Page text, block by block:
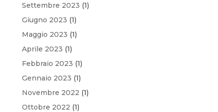
Settembre 2023 (1)
Giugno 2023 (1)
Maggio 2023 (1)
Aprile 2023 (1)
Febbraio 2023 (1)
Gennaio 2023 (1)
Novembre 2022 (1)
Ottobre 2022 (1)